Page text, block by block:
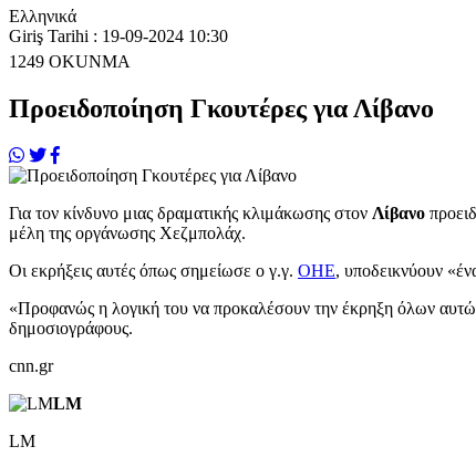
Ελληνικά
Giriş Tarihi : 19-09-2024 10:30
1249 OKUNMA
Προειδοποίηση Γκουτέρες για Λίβανο
Για τον κίνδυνο μιας δραματικής κλιμάκωσης στον Λίβανο
μέλη της οργάνωσης Χεζμπολάχ.
Οι εκρήξεις αυτές όπως σημείωσε ο γ.γ. ΟΗΕ, υποδεικνύουν
«Προφανώς η λογική του να προκαλέσουν την έκρηξη όλων
δημοσιογράφους.
cnn.gr
LM
LM